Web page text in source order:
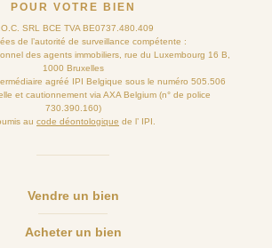
POUR VOTRE BIEN
SRL BCE TVA BE0737.480.409
de l’autorité de surveillance compétente :
des agents immobiliers, rue du Luxembourg 16 B,
1000 Bruxelles
agréé IPI Belgique sous le numéro 505.506
et cautionnement via AXA Belgium (n° de police
730.390.160)
au code déontologique de l’ IPI.
Vendre un bien
Acheter un bien